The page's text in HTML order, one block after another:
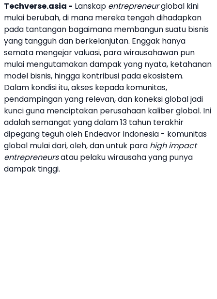
Techverse.asia - Lanskap entrepreneurglobal kini
mulai berubah, di mana mereka tengah dihadapkan
pada tantangan bagaimana membangun suatu bisnis
yang tangguh dan berkelanjutan. Enggak hanya
semata mengejar valuasi, para wirausahawan pun
mulai mengutamakan dampak yang nyata, ketahanan
model bisnis, hingga kontribusi pada ekosistem.
Dalam kondisi itu, akses kepada komunitas,
pendampingan yang relevan, dan koneksi global jadi
kunci guna menciptakan perusahaan kaliber global. Ini
adalah semangat yang dalam 13 tahun terakhir
dipegang teguh oleh Endeavor Indonesia - komunitas
global mulai dari, oleh, dan untuk para high impact
entrepreneursatau pelaku wirausaha yang punya
dampak tinggi.